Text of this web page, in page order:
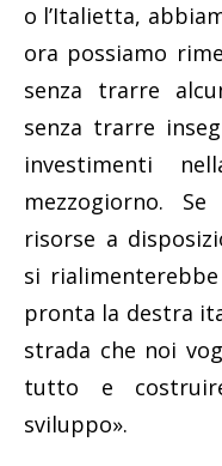
o l’Italietta,
ora possiamo
senza trarre
senza trarre
investimenti
mezzogiorno.
risorse a
si
pronta la destra
strada che noi
tutto e
sviluppo».